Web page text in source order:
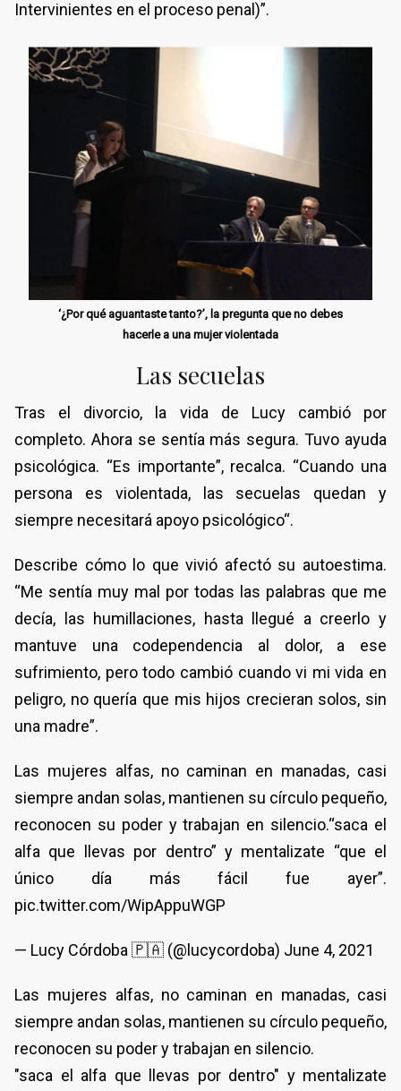
Intervinientes en el proceso penal)”.
‘¿Por qué aguantaste tanto?’, la pregunta que no debes
hacerle a una mujer violentada
Las secuelas
Tras el divorcio, la vida de Lucy cambió por
completo. Ahora se sentía más segura. Tuvo ayuda
psicológica. “Es importante”, recalca. “Cuando una
persona es violentada, las secuelas quedan y
siempre necesitará apoyo psicológico“.
Describe cómo lo que vivió afectó su autoestima.
“Me sentía muy mal por todas las palabras que me
decía, las humillaciones, hasta llegué a creerlo y
mantuve una codependencia al dolor, a ese
sufrimiento, pero todo cambió cuando vi mi vida en
peligro, no quería que mis hijos crecieran solos, sin
una madre”.
Las mujeres alfas, no caminan en manadas, casi
siempre andan solas, mantienen su círculo pequeño,
reconocen su poder y trabajan en silencio.“saca el
alfa que llevas por dentro” y mentalizate “que el
único día más fácil fue ayer”.
pic.twitter.com/WipAppuWGP
— Lucy Córdoba 🇵🇦 (@lucycordoba) June 4, 2021
Las mujeres alfas, no caminan en manadas, casi
siempre andan solas, mantienen su círculo pequeño,
reconocen su poder y trabajan en silencio.
"saca el alfa que llevas por dentro" y mentalizate